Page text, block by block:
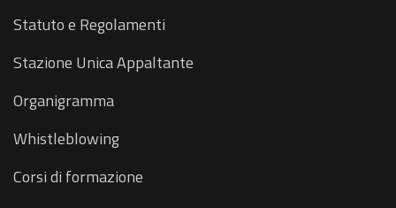
Statuto e Regolamenti
Stazione Unica Appaltante
Organigramma
Whistleblowing
Corsi di formazione